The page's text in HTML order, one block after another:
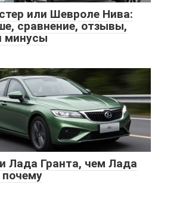
или Шевроле Нива:
сравнение, отзывы,
минусы
Лада Гранта, чем Лада